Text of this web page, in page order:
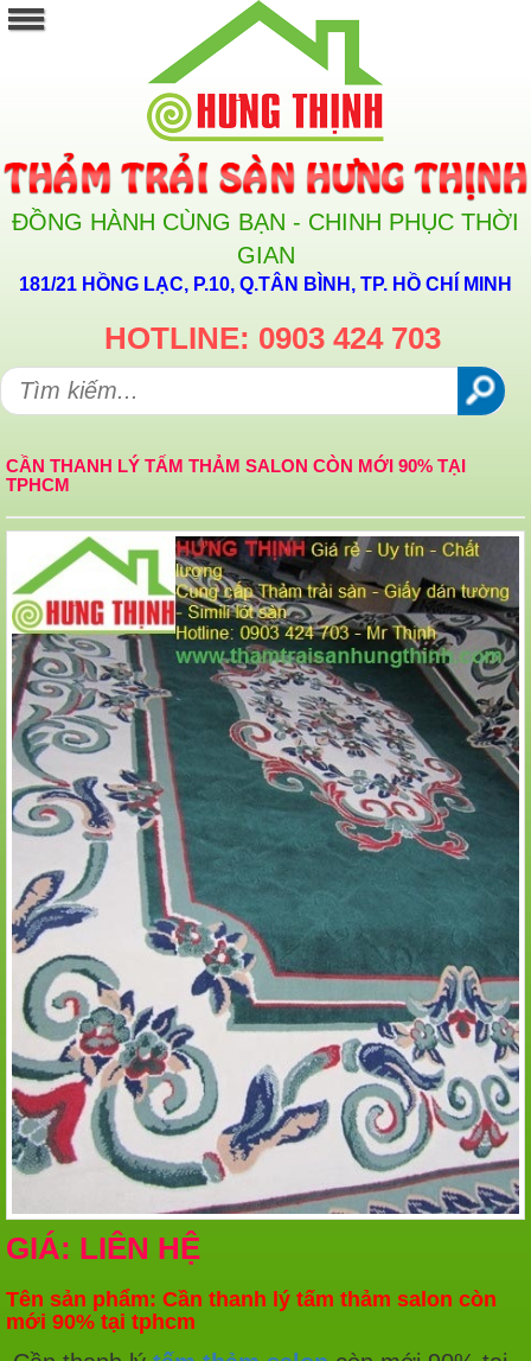
ĐỒNG HÀNH CÙNG BẠN - CHINH PHỤC THỜI
GIAN
181/21 HỒNG LẠC, P.10, Q.TÂN BÌNH, TP. HỒ CHÍ MINH
HOTLINE: 0903 424 703
CẦN THANH LÝ TẤM THẢM SALON CÒN MỚI 90% TẠI
TPHCM
GIÁ: LIÊN HỆ
Tên sản phẩm: Cần thanh lý tấm thảm salon còn
mới 90% tại tphcm